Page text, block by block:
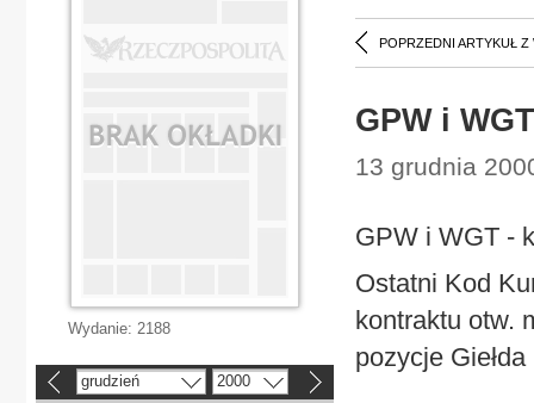
POPRZEDNI ARTYKUŁ Z
GPW i
13 grudnia
GPW i WGT -
Ostatni Kod
kontraktu otw.
pozycje
Wydanie: 2188
grudzień 2000